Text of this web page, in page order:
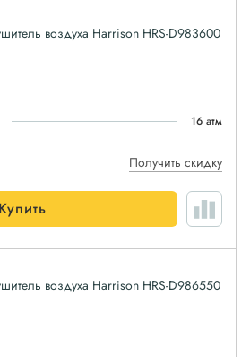
воздуха Harrison HRS-D983600
16 атм
Получить скидку
Купить
воздуха Harrison HRS-D986550